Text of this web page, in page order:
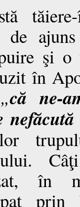
de
şi o
în
„că ne-
în